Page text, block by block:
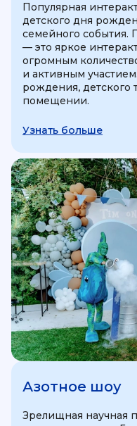
Популярная
детского дня
семейного события.
— это яркое
огромным
и активным
рождения, детского
помещении.
Узнать больше
Азотное шоу
Зрелищная научная